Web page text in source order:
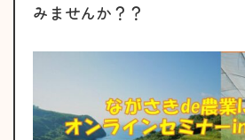
みませんか？？